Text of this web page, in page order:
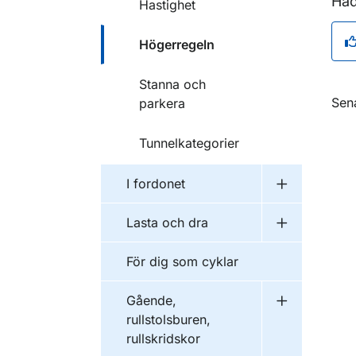
Hastighet
Högerregeln
Stanna och
parkera
Tunnelkategorier
I fordonet
Undermeny
Lasta och dra
Undermeny
För dig som cyklar
Gående,
rullstolsburen,
rullskridskor
Undermeny